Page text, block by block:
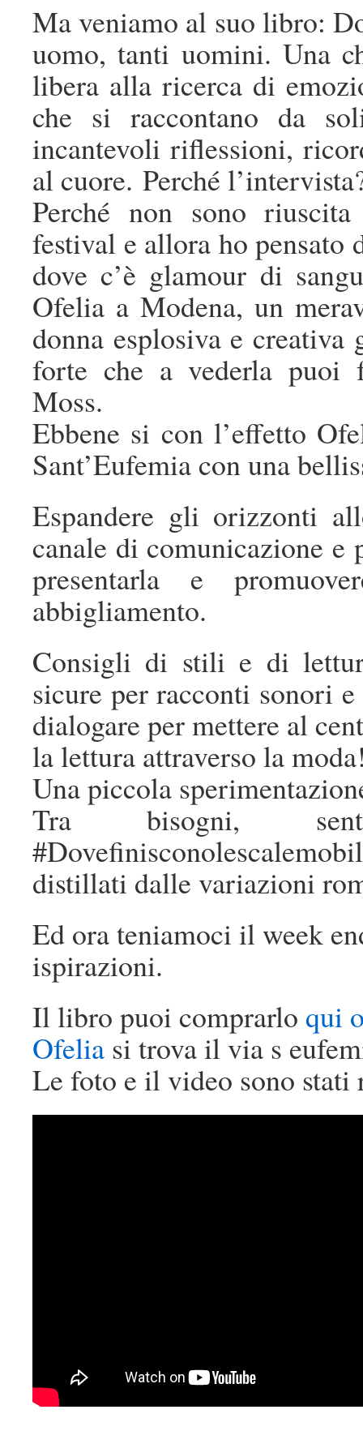
Ma veniamo al suo libro:
uomo, tanti uomini. Una
libera alla ricerca di
che si raccontano da
incantevoli riflessioni,
al cuore. Perché
Perché non sono
festival e allora ho
dove c’è glamour di
Ofelia a Modena, un
donna esplosiva e creativa
forte che a vederla puoi
Moss.
Ebbene si con l’effetto
Sant’Eufemia con una
Espandere gli orizzonti
canale di comunicazione
presentarla e
abbigliamento.
Consigli di stili e di
sicure per racconti sonori
dialogare per mettere al
la lettura attraverso la
Una piccola
Tra bisogni,
distillati dalle variazioni
Ed ora teniamoci il week
ispirazioni.
Il libro puoi comprarlo qui
Ofelia si trova il via s
Le foto e il video sono